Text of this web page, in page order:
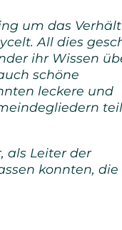
um das
All dies
ihr Wissen
schöne
leckere und
als Leiter der
konnten, die